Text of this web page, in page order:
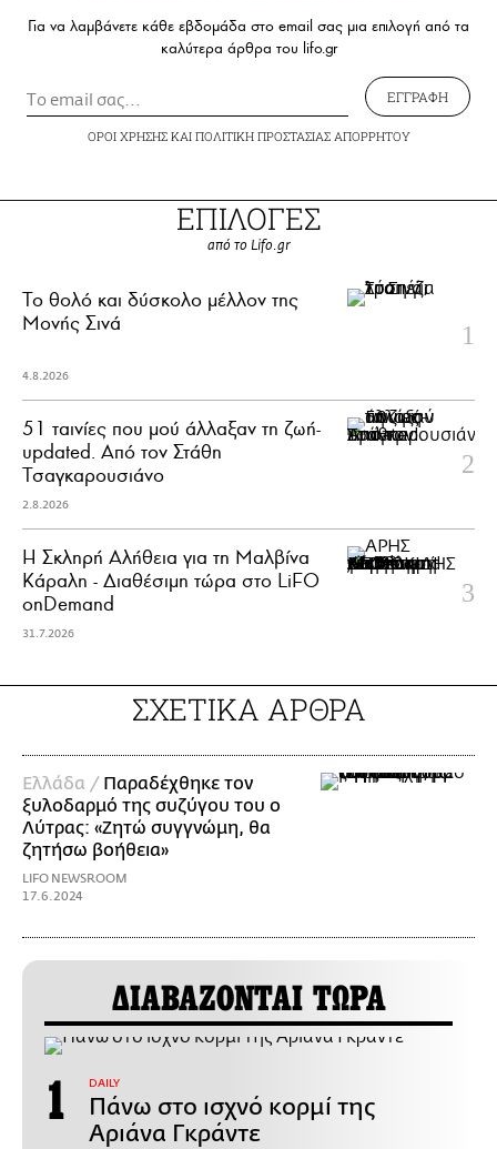
Για να λαμβάνετε κάθε εβδομάδα στο email σας μια επιλογή από τα
καλύτερα άρθρα του lifo.gr
ΕΓΓΡΑΦΗ
ΟΡΟΙ ΧΡΗΣΗΣΚΑΙ ΠΟΛΙΤΙΚΗ ΠΡΟΣΤΑΣΙΑΣ ΑΠΟΡΡΗΤΟΥ
ΕΠΙΛΟΓΕΣ
από το Lifo.gr
Το θολό και δύσκολο μέλλον της
Μονής Σινά
4.8.2026
51 ταινίες που μού άλλαξαν τη ζωή-
updated. Aπό τον Στάθη
Τσαγκαρουσιάνο
2.8.2026
Η Σκληρή Αλήθεια για τη Μαλβίνα
Κάραλη - Διαθέσιμη τώρα στo LiFO
onDemand
31.7.2026
ΣΧΕΤΙΚΑ ΑΡΘΡΑ
Ελλάδα / Παραδέχθηκε τον
ξυλοδαρμό της συζύγου του ο
Λύτρας: «Ζητώ συγγνώμη, θα
ζητήσω βοήθεια»
LIFO NEWSROOM
17.6.2024
ΔΙΑΒΑΖΟΝΤΑΙ ΤΩΡΑ
DAILY
Πάνω στο ισχνό κορμί της
Αριάνα Γκράντε